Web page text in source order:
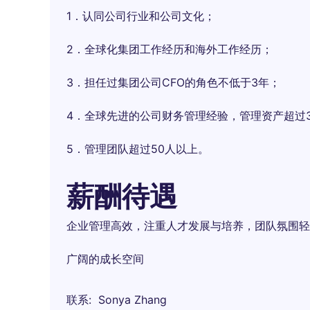
1．认同公司行业和公司文化；
2．全球化集团工作经历和海外工作经历；
3．担任过集团公司CFO的角色不低于3年；
4．全球先进的公司财务管理经验，管理资产超过
5．管理团队超过50人以上。
薪酬待遇
企业管理高效，注重人才发展与培养，团队氛围
广阔的成长空间
联系
Sonya Zhang